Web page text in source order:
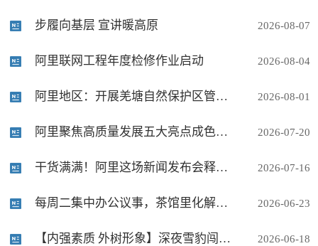
步履向基层 宣讲暖高原 2026-08-07
阿里联网工程年度检修作业启动 2026-08-04
阿里地区：开展羌塘自然保护区管护员业务技能培训 2026-08-01
阿里聚焦高质量发展五大亮点成色十足 2026-07-20
干货满满！阿里这场新闻发布会释放多个信号 2026-07-16
每周二集中办公议事，茶馆里化解矛盾，产业项目党员带着干——这个高原小村吹起善治新风 2026-06-23
【内强素质 外树形象】深夜雪豹闯入牧区圈舍！改则公安温情处置，守护群众平安与高原生灵 2026-06-18